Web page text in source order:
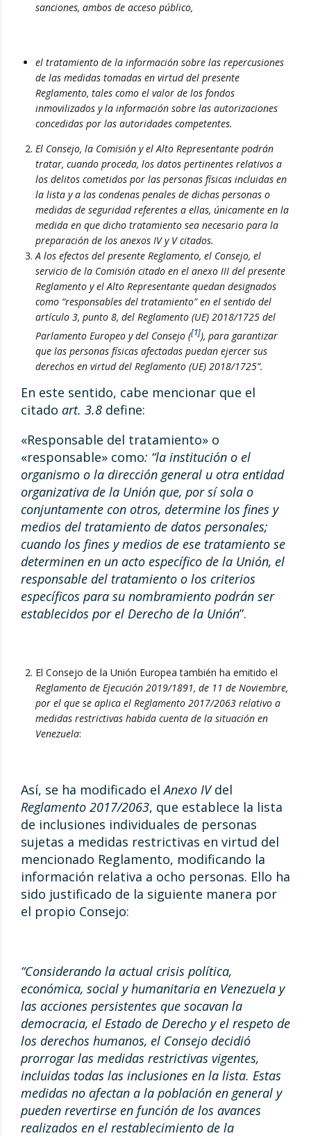
sanciones, ambos de acceso público,
el tratamiento de la información sobre las repercusiones
de las medidas tomadas en virtud del presente
Reglamento, tales como el valor de los fondos
inmovilizados y la información sobre las autorizaciones
concedidas por las autoridades competentes.
El Consejo, la Comisión y el Alto Representante podrán
tratar, cuando proceda, los datos pertinentes relativos a
los delitos cometidos por las personas físicas incluidas en
la lista y a las condenas penales de dichas personas o
medidas de seguridad referentes a ellas, únicamente en la
medida en que dicho tratamiento sea necesario para la
preparación de los anexos IV y V citados.
A los efectos del presente Reglamento, el Consejo, el
servicio de la Comisión citado en el anexo III del presente
Reglamento y el Alto Representante quedan designados
como “responsables del tratamiento” en el sentido del
artículo 3, punto 8, del Reglamento (UE) 2018/1725 del
Parlamento Europeo y del Consejo ([1]), para garantizar
que las personas físicas afectadas puedan ejercer sus
derechos en virtud del Reglamento (UE) 2018/1725”.
En este sentido, cabe mencionar que el
citado art. 3.8 define:
«Responsable del tratamiento» o
«responsable» como: “la institución o el
organismo o la dirección general u otra entidad
organizativa de la Unión que, por sí sola o
conjuntamente con otros, determine los fines y
medios del tratamiento de datos personales;
cuando los fines y medios de ese tratamiento se
determinen en un acto específico de la Unión, el
responsable del tratamiento o los criterios
específicos para su nombramiento podrán ser
establecidos por el Derecho de la Unión”.
El Consejo de la Unión Europea también ha emitido el
Reglamento de Ejecución 2019/1891, de 11 de Noviembre,
por el que se aplica el Reglamento 2017/2063 relativo a
medidas restrictivas habida cuenta de la situación en
Venezuela:
Así, se ha modificado elAnexo IVdel
Reglamento 2017/2063, que establece la lista
de inclusiones individuales de personas
sujetas a medidas restrictivas en virtud del
mencionado Reglamento, modificando la
información relativa a ocho personas. Ello ha
sido justificado de la siguiente manera por
el propio Consejo:
“Considerando la actual crisis política,
económica, social y humanitaria en Venezuela y
las acciones persistentes que socavan la
democracia, el Estado de Derecho y el respeto de
los derechos humanos, el Consejo decidió
prorrogar las medidas restrictivas vigentes,
incluidas todas las inclusiones en la lista. Estas
medidas no afectan a la población en general y
pueden revertirse en función de los avances
realizados en el restablecimiento de la